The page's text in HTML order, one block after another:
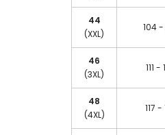
44
(XXL)
104 -
46
(3XL)
111 -
48
(4XL)
117 -